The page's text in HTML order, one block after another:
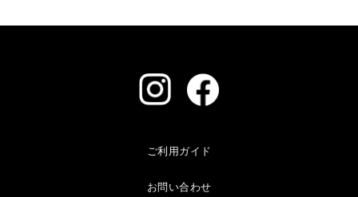
ご利用ガイド
お問い合わせ